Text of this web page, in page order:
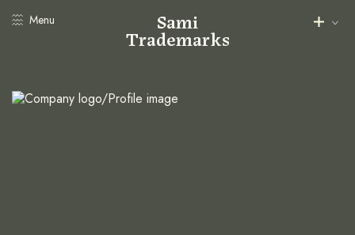
Menu Sami
Trademarks